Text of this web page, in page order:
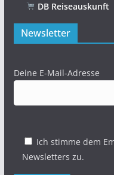
DB Reiseauskunft
Newsletter
Deine E-Mail-Adresse
Ich stimme dem
Newsletters zu.